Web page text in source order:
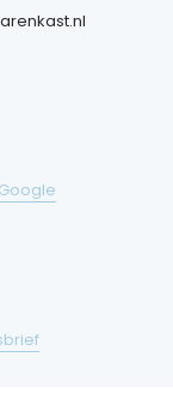
Google